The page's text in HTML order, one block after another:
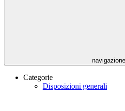
navigazione
Categorie
Disposizioni generali